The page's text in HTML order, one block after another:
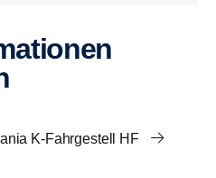
K-Fahrgestell HF